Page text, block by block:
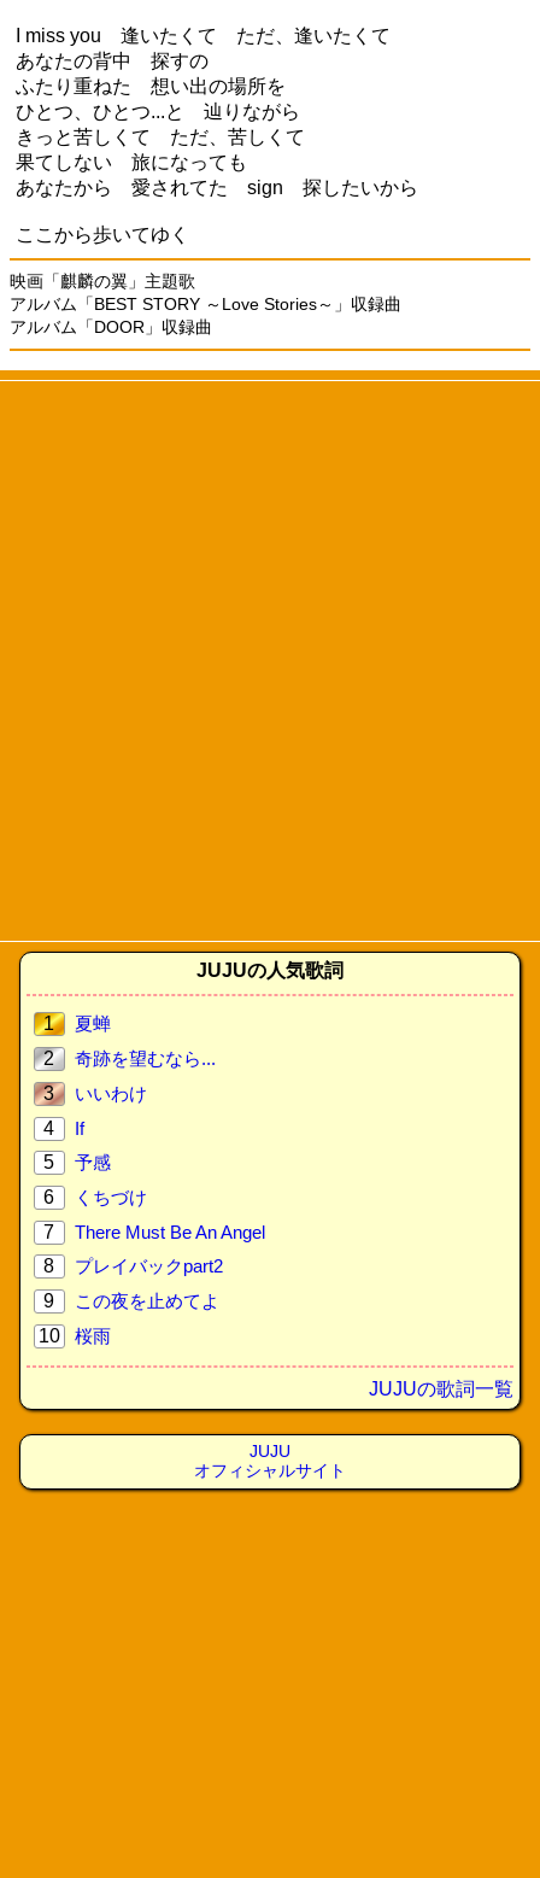
I miss you 逢いたくて ただ、逢いたくて
あなたの背中 探すの
ふたり重ねた 想い出の場所を
ひとつ、ひとつ...と 辿りながら
きっと苦しくて ただ、苦しくて
果てしない 旅になっても
あなたから 愛されてた sign 探したいから
ここから歩いてゆく
映画「麒麟の翼」主題歌
アルバム「BEST STORY ～Love Stories～」収録曲
アルバム「DOOR」収録曲
JUJUの人気歌詞
1
夏蝉
2
奇跡を望むなら...
3
いいわけ
4
If
5
予感
6
くちづけ
7
There Must Be An Angel
8
プレイバックpart2
9
この夜を止めてよ
10
桜雨
JUJUの歌詞一覧
JUJU
オフィシャルサイト